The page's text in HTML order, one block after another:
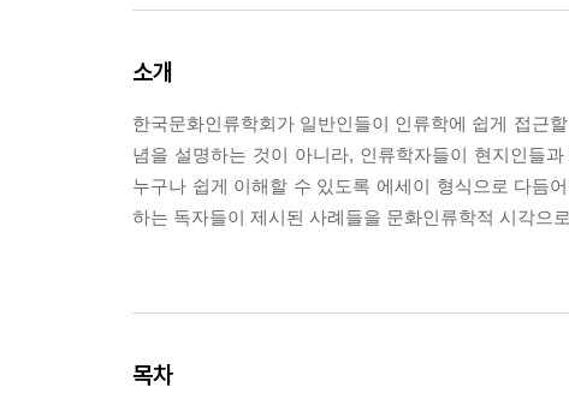
소개
한국문화인류학회가 일반인들이 인류학에 쉽게 접근
념을 설명하는 것이 아니라, 인류학자들이 현지인들
누구나 쉽게 이해할 수 있도록 에세이 형식으로 다듬
하는 독자들이 제시된 사례들을 문화인류학적 시각으
목차